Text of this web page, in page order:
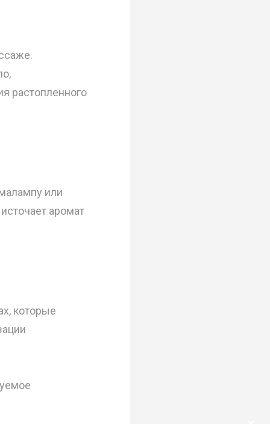
растопленного
или
аромат
которые